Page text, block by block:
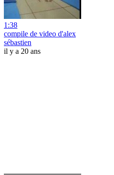
1:38
compile de video d'alex
sébastien
il y a 20 ans